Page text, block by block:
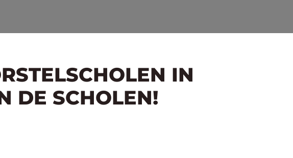
IN
DE SCHOLEN!